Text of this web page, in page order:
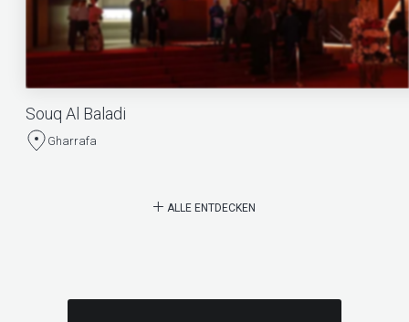
Souq Al Baladi
Gharrafa
ALLE ENTDECKEN